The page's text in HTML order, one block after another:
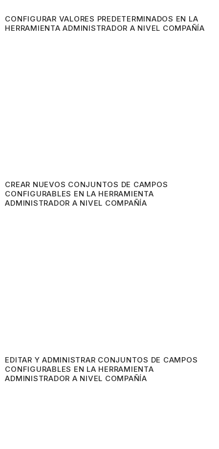
CONFIGURAR VALORES PREDETERMINADOS EN LA
HERRAMIENTA ADMINISTRADOR A NIVEL COMPAÑÍA
CREAR NUEVOS CONJUNTOS DE CAMPOS
CONFIGURABLES EN LA HERRAMIENTA
ADMINISTRADOR A NIVEL COMPAÑÍA
EDITAR Y ADMINISTRAR CONJUNTOS DE CAMPOS
CONFIGURABLES EN LA HERRAMIENTA
ADMINISTRADOR A NIVEL COMPAÑÍA